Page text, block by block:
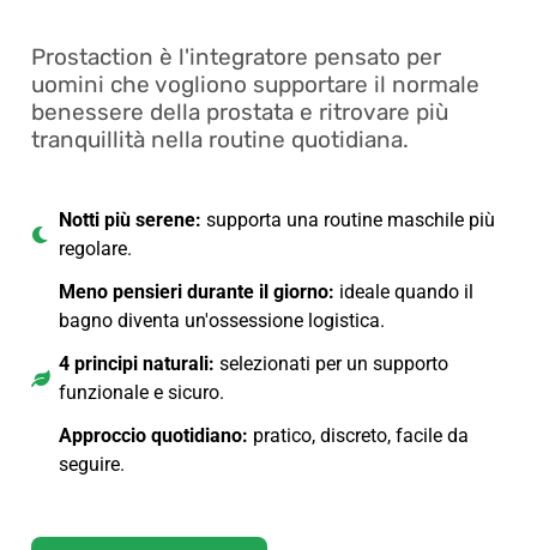
Prostaction è l'integratore pensato per
uomini che vogliono supportare il normale
benessere della prostata e ritrovare più
tranquillità nella routine quotidiana.
Notti più serene: supporta una routine maschile più
regolare.
Meno pensieri durante il giorno: ideale quando il
bagno diventa un'ossessione logistica.
4 principi naturali: selezionati per un supporto
funzionale e sicuro.
Approccio quotidiano: pratico, discreto, facile da
seguire.